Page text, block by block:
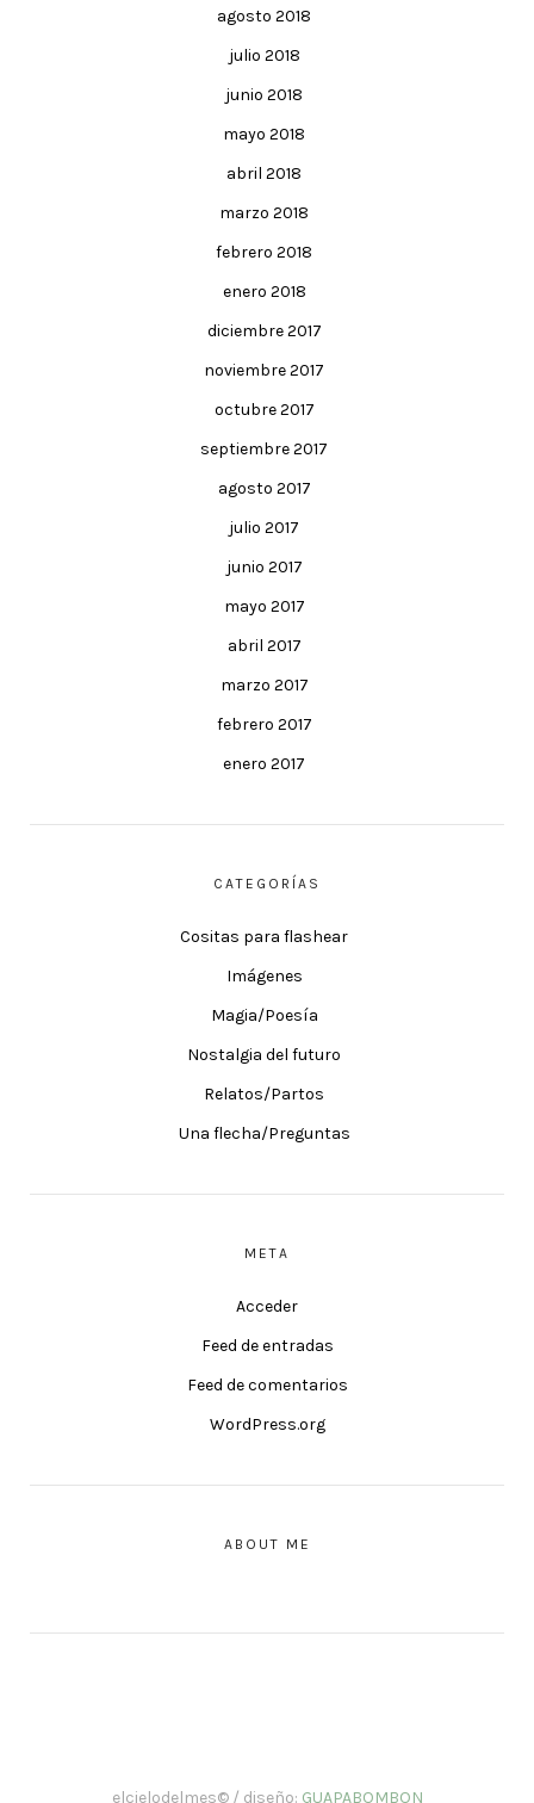
agosto 2018
julio 2018
junio 2018
mayo 2018
abril 2018
marzo 2018
febrero 2018
enero 2018
diciembre 2017
noviembre 2017
octubre 2017
septiembre 2017
agosto 2017
julio 2017
junio 2017
mayo 2017
abril 2017
marzo 2017
febrero 2017
enero 2017
CATEGORÍAS
Cositas para flashear
Imágenes
Magia/Poesía
Nostalgia del futuro
Relatos/Partos
Una flecha/Preguntas
META
Acceder
Feed de entradas
Feed de comentarios
WordPress.org
ABOUT ME
elcielodelmes© / diseño: GUAPABOMBON